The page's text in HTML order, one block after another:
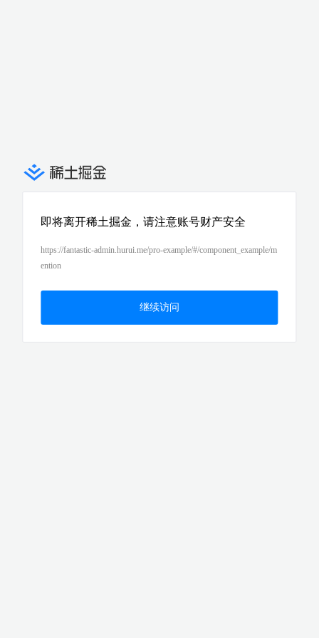
即将离开稀土掘金，请注意账号财产安全
https://fantastic-admin.hurui.me/pro-example/#/component_example/m
ention
继续访问